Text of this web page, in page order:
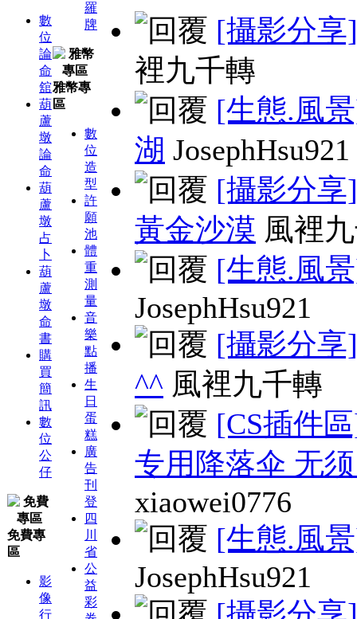
數
位
論
命
舘
葫
蘆
墩
論
命
葫
蘆
墩
占
卜
葫
蘆
墩
命
書
購
買
簡
訊
數
位
公
仔
免費專
區
影
像
行
羅
牌
雅幣專
區
數
位
造
型
許
願
池
體
重
測
量
音
樂
點
播
生
日
蛋
糕
廣
告
刊
登
四
川
省
公
益
彩
[攝影分享]
裡九千轉
[生態.風
湖 JosephHsu921
[攝影分享]
黃金沙漠 風裡
[生態.風
JosephHsu921
[攝影分享]
^^ 風裡九千轉
[CS插件
专用降落伞 无
xiaowei0776
[生態.風
JosephHsu921